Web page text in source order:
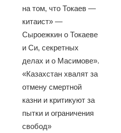
на том, что Токаев —
китаист» —
Сыроежкин о Токаеве
и Си, секретных
делах и о Масимове».
«Казахстан хвалят за
отмену смертной
казни и критикуют за
пытки и ограничения
свобод»